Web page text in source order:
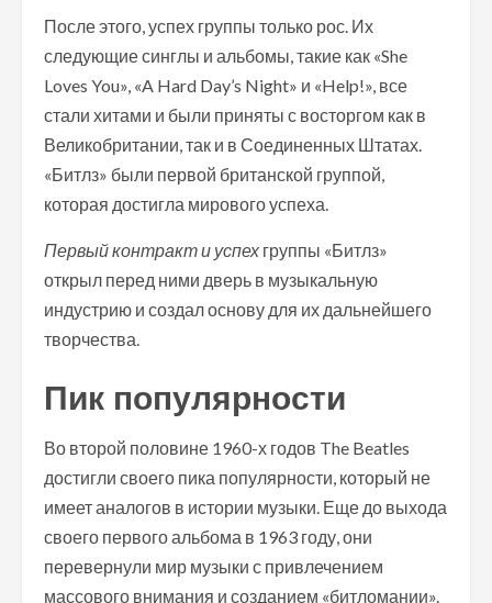
После этого, успех группы только рос. Их
следующие синглы и альбомы, такие как «She
Loves You», «A Hard Day’s Night» и «Help!», все
стали хитами и были приняты с восторгом как в
Великобритании, так и в Соединенных Штатах.
«Битлз» были первой британской группой,
которая достигла мирового успеха.
Первый контракт и успехгруппы «Битлз»
открыл перед ними дверь в музыкальную
индустрию и создал основу для их дальнейшего
творчества.
Пик популярности
Во второй половине 1960-х годов The Beatles
достигли своего пика популярности, который не
имеет аналогов в истории музыки. Еще до выхода
своего первого альбома в 1963 году, они
перевернули мир музыки с привлечением
массового внимания и созданием «битломании».